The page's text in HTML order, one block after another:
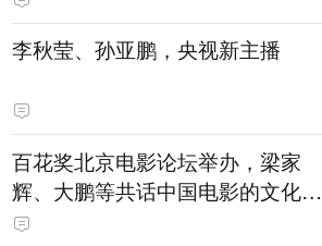
白，主演均为广州本土演员
李秋莹、孙亚鹏，央视新主播
百花奖北京电影论坛举办，梁家
辉、大鹏等共话中国电影的文化建
构